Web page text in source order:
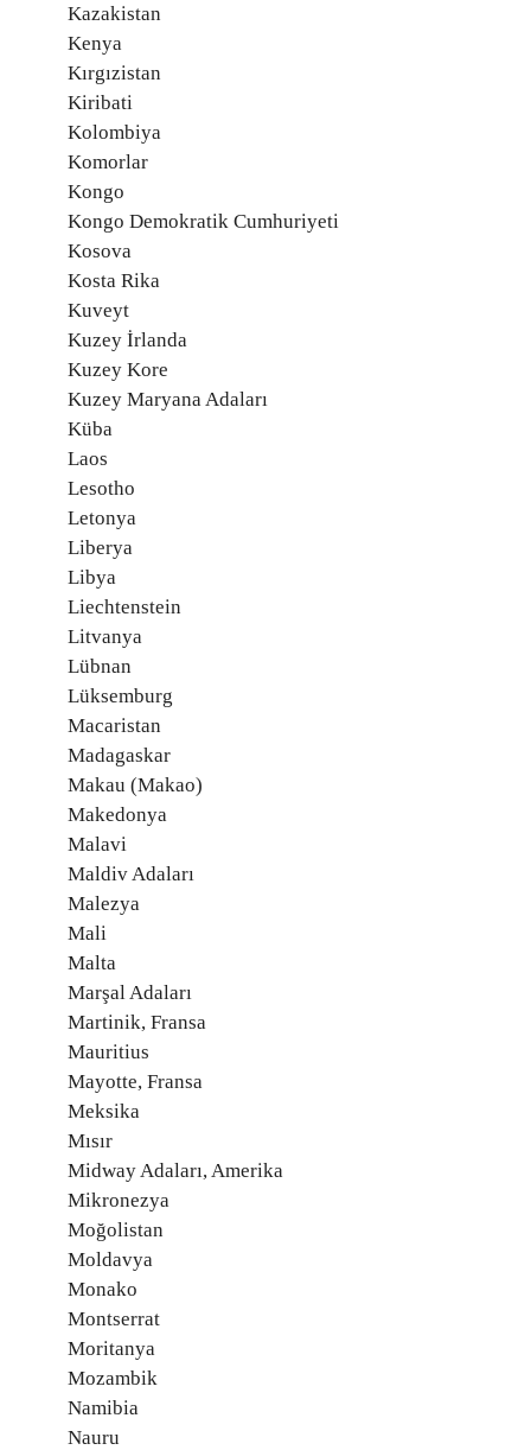
Kazakistan
Kenya
Kırgızistan
Kiribati
Kolombiya
Komorlar
Kongo
Kongo Demokratik Cumhuriyeti
Kosova
Kosta Rika
Kuveyt
Kuzey İrlanda
Kuzey Kore
Kuzey Maryana Adaları
Küba
Laos
Lesotho
Letonya
Liberya
Libya
Liechtenstein
Litvanya
Lübnan
Lüksemburg
Macaristan
Madagaskar
Makau (Makao)
Makedonya
Malavi
Maldiv Adaları
Malezya
Mali
Malta
Marşal Adaları
Martinik, Fransa
Mauritius
Mayotte, Fransa
Meksika
Mısır
Midway Adaları, Amerika
Mikronezya
Moğolistan
Moldavya
Monako
Montserrat
Moritanya
Mozambik
Namibia
Nauru